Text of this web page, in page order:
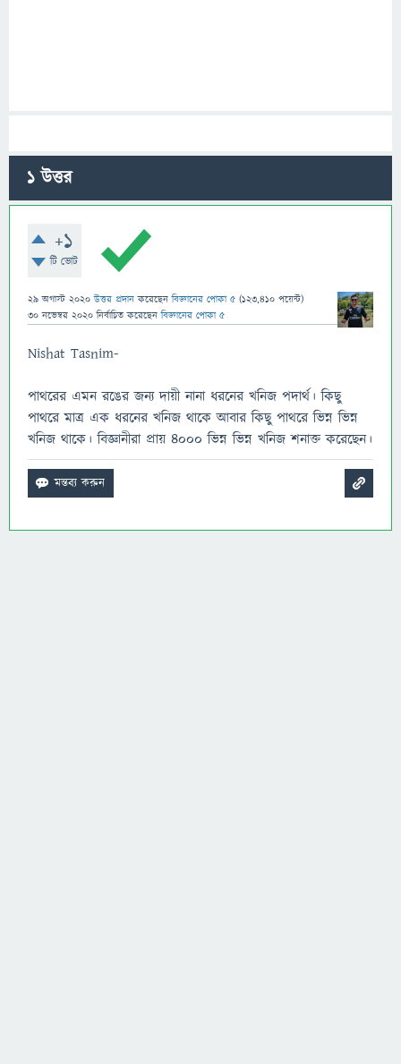
1উত্তর
+1
টি ভোট
29 অগাস্ট 2020 উত্তর প্রদান করেছেনবিজ্ঞানের পোকা ৫ (123,410 পয়েন্ট)
30 নভেম্বর 2020 নির্বাচিত করেছেনবিজ্ঞানের পোকা ৫
Nishat Tasnim-
পাথরের এমন রঙের জন্য দায়ী নানা ধরনের খনিজ পদার্থ। কিছু
পাথরে মাত্র এক ধরনের খনিজ থাকে আবার কিছু পাথরে ভিন্ন ভিন্ন
খনিজ থাকে। বিজ্ঞানীরা প্রায় ৪০০০ ভিন্ন ভিন্ন খনিজ শনাক্ত করেছেন।